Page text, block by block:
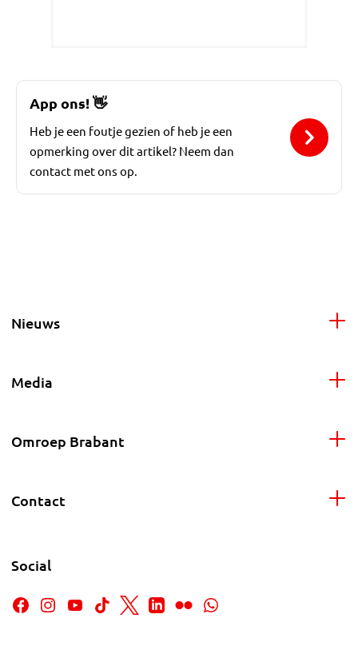
App ons!👋
Heb je een foutje gezien of heb je een
opmerking over dit artikel? Neem dan
contact met ons op.
Nieuws
Media
Omroep Brabant
Contact
Social